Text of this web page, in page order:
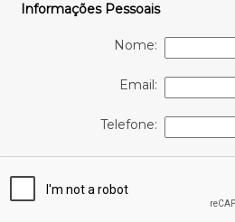
Informações Pessoais
Nome:
Email:
Telefone: